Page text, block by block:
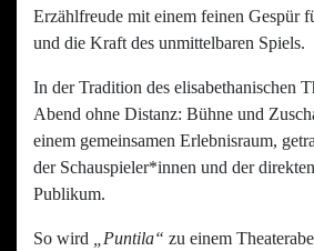
Erzählfreude mit einem feinen Gespür
und die Kraft des unmittelbaren Spiels.
In der Tradition des elisabethanischen
Abend ohne Distanz: Bühne und
einem gemeinsamen Erlebnisraum,
der Schauspieler*innen und der
Publikum.
So wird „Puntila“ zu einem